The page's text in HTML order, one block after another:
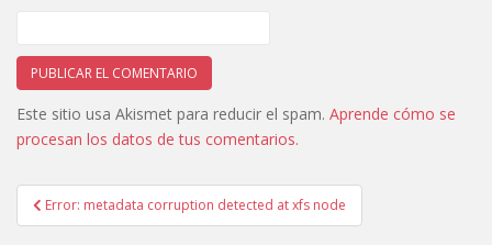
Este sitio usa Akismet para reducir el spam. Aprende cómo se
procesan los datos de tus comentarios.
Navegación
de
Error: metadata corruption detected at xfs node